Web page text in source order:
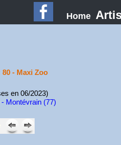
Home
en 06/2023)
Montévrain (77)
- Maxi Zoo